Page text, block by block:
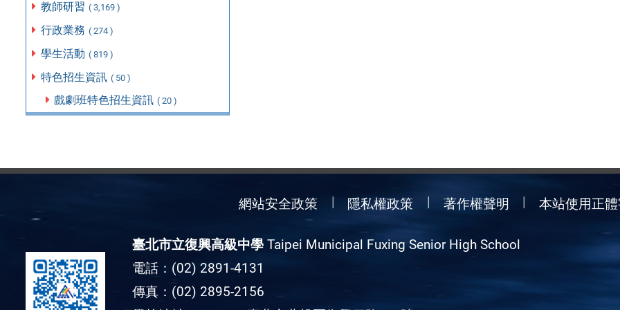
教師研習 ( 3,169 )
行政業務 ( 274 )
學生活動 ( 819 )
特色招生資訊 ( 50 )
戲劇班特色招生資訊 ( 20 )
網站安全政策 隱私權政策 著作權聲明 本站使用正
臺北市立復興高級中學Taipei Municipal Fuxing Senior High School
電話：(02) 2891-4131
傳真：(02) 2895-2156